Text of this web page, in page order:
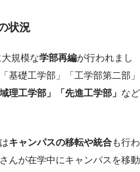
状況
規模な学部再編が行われまし
基礎工学部」「工学部第二部」
域理工学部」「先進工学部」 など
キャンパスの移転や統合も行わ
んが在学中にキャンパスを移動